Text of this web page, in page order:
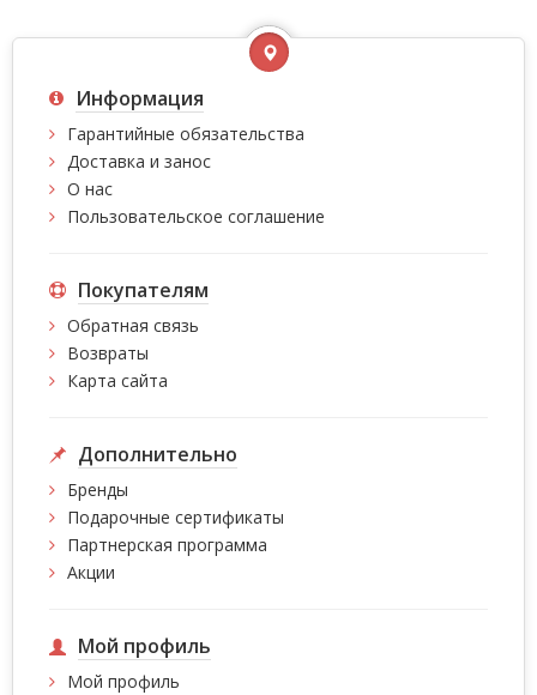
Информация
Гарантийные обязательства
Доставка и занос
О нас
Пользовательское соглашение
Покупателям
Обратная связь
Возвраты
Карта сайта
Дополнительно
Бренды
Подарочные сертификаты
Партнерская программа
Акции
Мой профиль
Мой профиль